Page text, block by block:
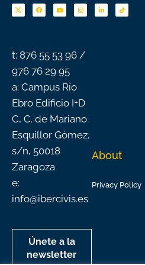
c
e
b
u
t
u
s
t
a
n
k
e
k
t
o
t: 876 55 53 96 /
976 76 29 95
a: Campus Río
Ebro Edificio I+D
C, C. de Mariano
Esquillor Gómez,
s/n, 50018
Zaragoza
e:
info@ibercivis.es
Únete a la
newsletter
About
Privacy Policy